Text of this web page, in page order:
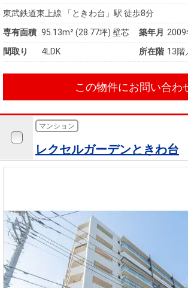
東武鉄道東上線 「ときわ台」駅 徒歩8分
専有面積 95.13m²(28.77坪) 壁芯 築年月 2009
間取り
4LDK 所在階 13階
この物件にお問い合わ
マンション
レクセルガーデンときわ台